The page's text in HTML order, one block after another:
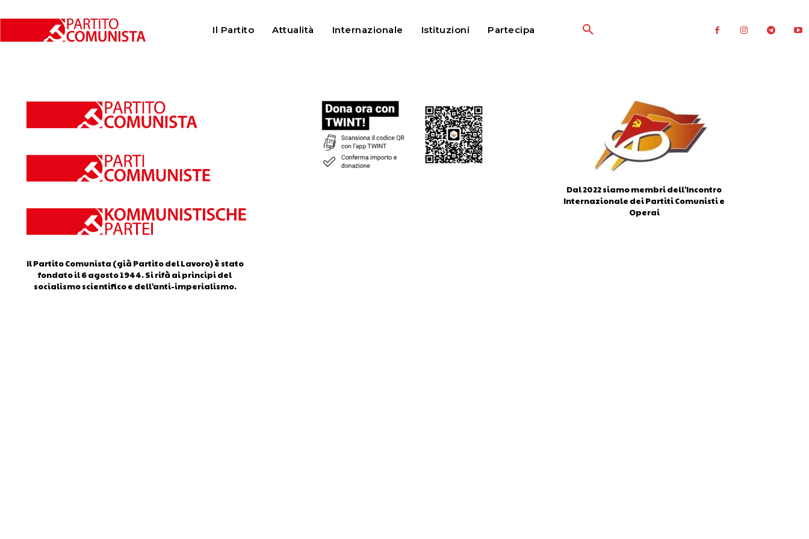
Il Partito Attualità Internazionale Istituzioni Partecipa
Home Calendario
Calendario
Il Partito Comunista (già Partito del Lavoro) è stato
fondato il 6 agosto 1944. Si rifà ai principi del
socialismo scientifico e dell'anti-imperialismo.
Dal 2022 siamo membri dell'Incontro
Internazionale dei Partiti Comunisti e
Operai